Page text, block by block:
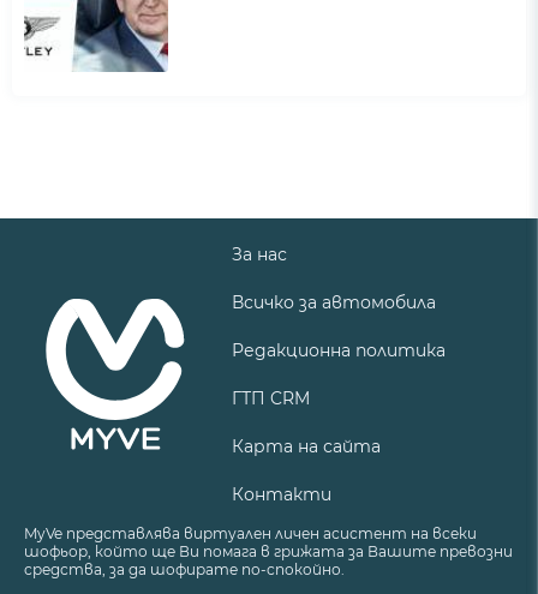
За нас
Всичко за автомобила
Редакционна политика
ГТП CRM
Карта на сайта
Контакти
MyVe представлява виртуален личен асистент на всеки
шофьор, който ще Ви помага в грижата за Вашите превозни
средства, за да шофирате по-спокойно.